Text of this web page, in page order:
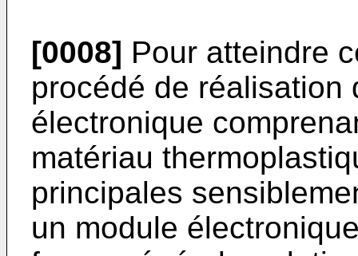
[0008] Pour atteindre
procédé de réalisation
électronique
matériau
principales
un module